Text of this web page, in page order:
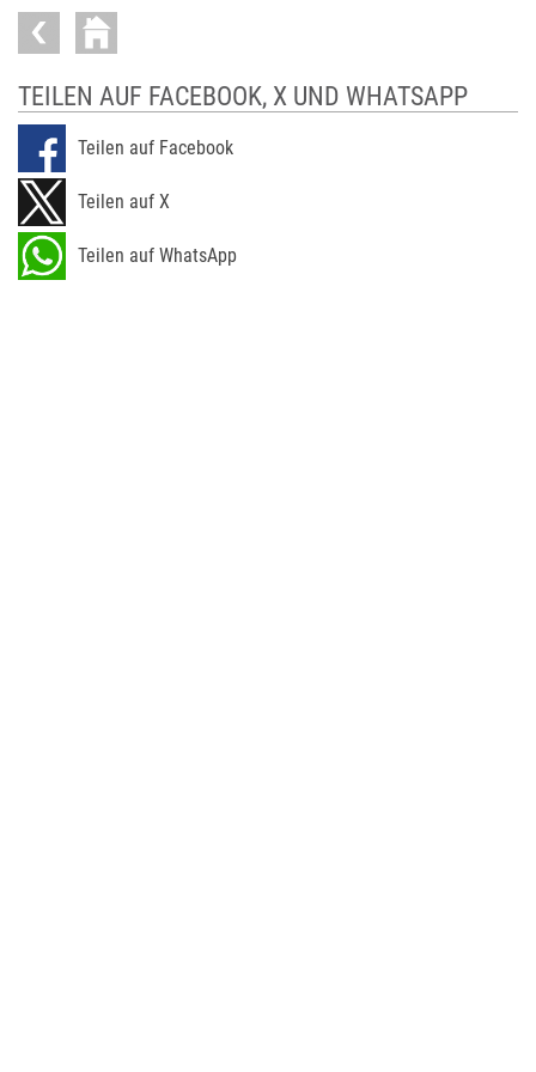
TEILEN AUF FACEBOOK, X UND WHATSAPP
Teilen auf Facebook
Teilen auf X
Teilen auf WhatsApp